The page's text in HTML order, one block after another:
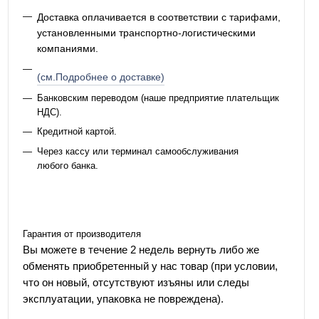
Доставка оплачивается в соответствии с тарифами,
установленными транспортно-логистическими
компаниями.
(см.Подробнее о доставке)
Банковским переводом (наше предприятие плательщик
НДС).
Кредитной картой.
Через кассу или терминал самообслуживания
любого банка.
Гарантия от производителя
Вы можете в течение 2 недель вернуть либо же
обменять приобретенный у нас товар (при условии,
что он новый, отсутствуют изъяны или следы
эксплуатации, упаковка не повреждена).